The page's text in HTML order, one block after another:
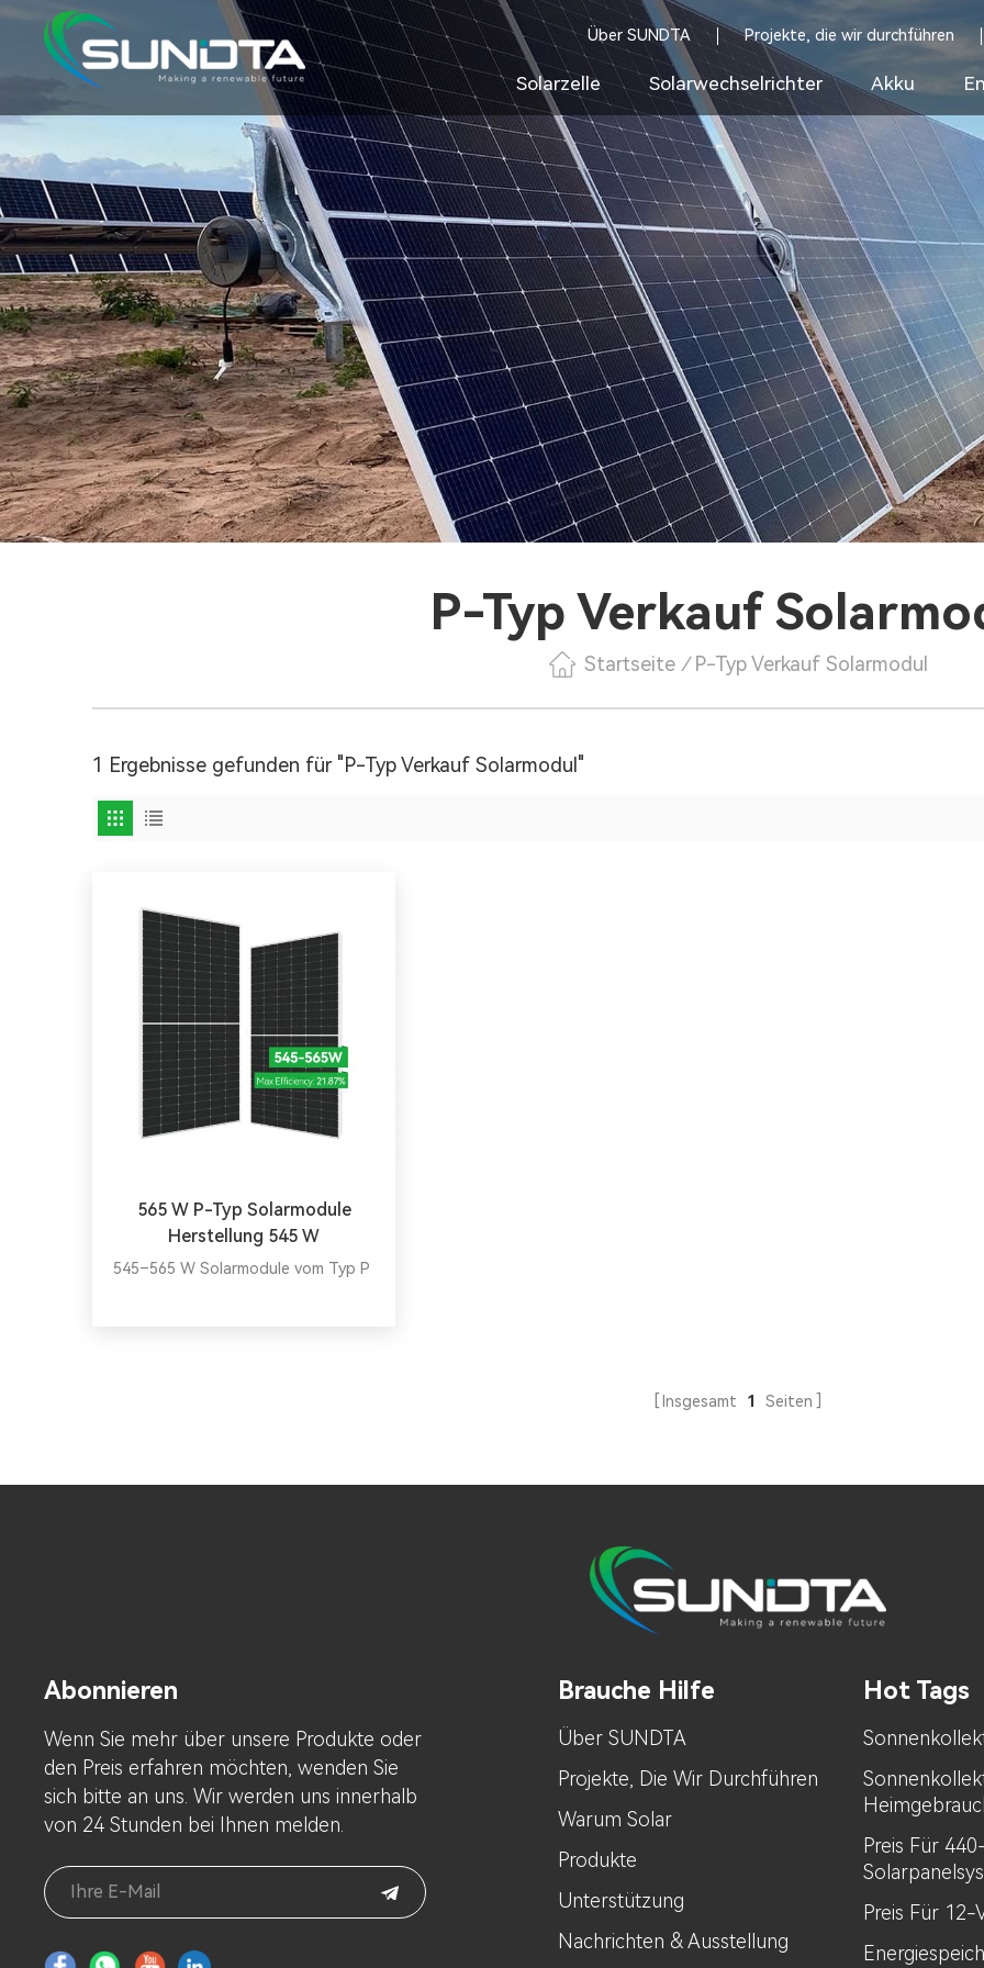
Über SUNDTA Projekte, die wir durchführen
Solarzelle Solarwechselrichter Akku
P-Typ Verkauf
Startseite / P-Typ Verkauf Solarmodul
1 Ergebnisse gefunden für "P-Typ Verkauf Solarmodul"
565 W P-Typ Solarmodule
Herstellung 545 W
545–565 W Solarmodule vom Typ P
Insgesamt 1 Seiten
Abonnieren
Wenn Sie mehr über unsere Produkte oder
den Preis erfahren möchten, wenden Sie
sich bitte an uns. Wir werden uns innerhalb
von 24 Stunden bei Ihnen melden.
Brauche Hilfe
Über SUNDTA
Projekte, Die Wir Durchführen
Warum Solar
Produkte
Unterstützung
Nachrichten & Ausstellung
Hot Tags
Preis Für
Preis Für